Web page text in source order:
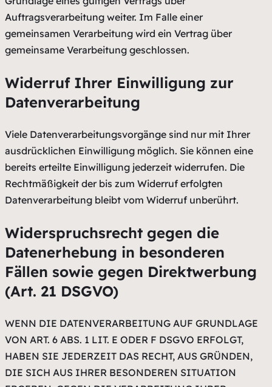
Auftragsverarbeitung weiter. Im Falle einer
gemeinsamen Verarbeitung wird ein Vertrag über
gemeinsame Verarbeitung geschlossen.
Widerruf Ihrer Einwilligung zur
Datenverarbeitung
Viele Datenverarbeitungsvorgänge sind nur mit Ihrer
ausdrücklichen Einwilligung möglich. Sie können eine
bereits erteilte Einwilligung jederzeit widerrufen. Die
Rechtmäßigkeit der bis zum Widerruf erfolgten
Datenverarbeitung bleibt vom Widerruf unberührt.
Widerspruchsrecht gegen die
Datenerhebung in besonderen
Fällen sowie gegen Direktwerbung
(Art. 21 DSGVO)
WENN DIE DATENVERARBEITUNG AUF GRUNDLAGE
VON ART. 6 ABS. 1 LIT. E ODER F DSGVO ERFOLGT,
HABEN SIE JEDERZEIT DAS RECHT, AUS GRÜNDEN,
DIE SICH AUS IHRER BESONDEREN SITUATION